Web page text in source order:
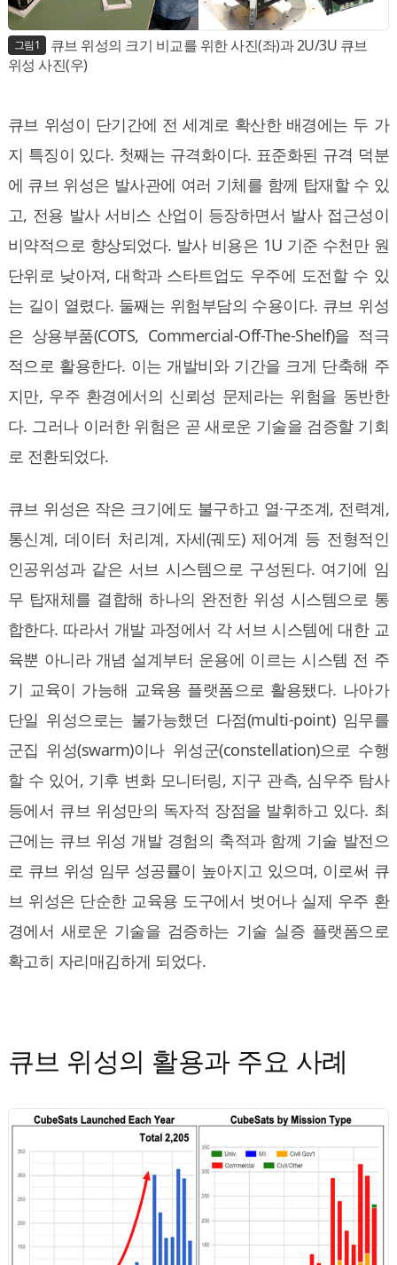
그림1
큐브 위성의 크기 비교를 위한 사진(좌)과 2U/3U 큐브
위성 사진(우)
큐브 위성이 단기간에 전 세계로 확산한 배경에는 두 가
지 특징이 있다. 첫째는 규격화이다. 표준화된 규격 덕분
에 큐브 위성은 발사관에 여러 기체를 함께 탑재할 수 있
고, 전용 발사 서비스 산업이 등장하면서 발사 접근성이
비약적으로 향상되었다. 발사 비용은 1U 기준 수천만 원
단위로 낮아져, 대학과 스타트업도 우주에 도전할 수 있
는 길이 열렸다. 둘째는 위험부담의 수용이다. 큐브 위성
은 상용부품(COTS, Commercial-Off-The-Shelf)을 적극
적으로 활용한다. 이는 개발비와 기간을 크게 단축해 주
지만, 우주 환경에서의 신뢰성 문제라는 위험을 동반한
다. 그러나 이러한 위험은 곧 새로운 기술을 검증할 기회
로 전환되었다.
큐브 위성은 작은 크기에도 불구하고 열·구조계, 전력계,
통신계, 데이터 처리계, 자세(궤도) 제어계 등 전형적인
인공위성과 같은 서브 시스템으로 구성된다. 여기에 임
무 탑재체를 결합해 하나의 완전한 위성 시스템으로 통
합한다. 따라서 개발 과정에서 각 서브 시스템에 대한 교
육뿐 아니라 개념 설계부터 운용에 이르는 시스템 전 주
기 교육이 가능해 교육용 플랫폼으로 활용됐다. 나아가
단일 위성으로는 불가능했던 다점(multi-point) 임무를
군집 위성(swarm)이나 위성군(constellation)으로 수행
할 수 있어, 기후 변화 모니터링, 지구 관측, 심우주 탐사
등에서 큐브 위성만의 독자적 장점을 발휘하고 있다. 최
근에는 큐브 위성 개발 경험의 축적과 함께 기술 발전으
로 큐브 위성 임무 성공률이 높아지고 있으며, 이로써 큐
브 위성은 단순한 교육용 도구에서 벗어나 실제 우주 환
경에서 새로운 기술을 검증하는 기술 실증 플랫폼으로
확고히 자리매김하게 되었다.
큐브 위성의 활용과 주요 사례